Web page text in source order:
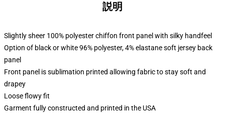
説明
Slightly sheer 100% polyester chiffon front panel with silky handfeel
Option of black or white 96% polyester, 4% elastane soft jersey back
panel
Front panel is sublimation printed allowing fabric to stay soft and
drapey
Loose flowy fit
Garment fully constructed and printed in the USA